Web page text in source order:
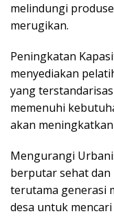
melindungi
merugikan.
Peningkatan
menyediakan
yang
memenuhi
akan
Mengurangi
berputar sehat dan
terutama generasi
desa untuk